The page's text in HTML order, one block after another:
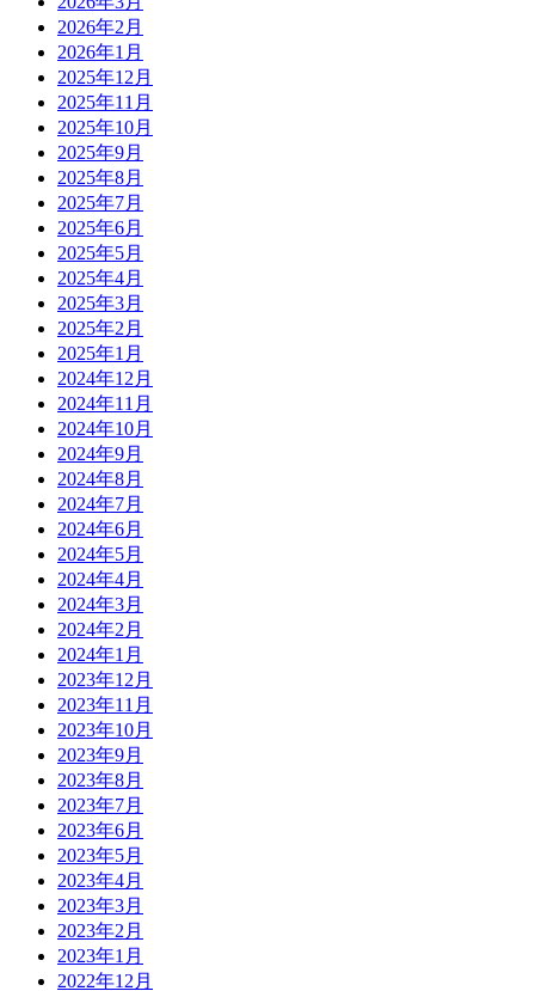
2026年2月
2026年1月
2025年12月
2025年11月
2025年10月
2025年9月
2025年8月
2025年7月
2025年6月
2025年5月
2025年4月
2025年3月
2025年2月
2025年1月
2024年12月
2024年11月
2024年10月
2024年9月
2024年8月
2024年7月
2024年6月
2024年5月
2024年4月
2024年3月
2024年2月
2024年1月
2023年12月
2023年11月
2023年10月
2023年9月
2023年8月
2023年7月
2023年6月
2023年5月
2023年4月
2023年3月
2023年2月
2023年1月
2022年12月